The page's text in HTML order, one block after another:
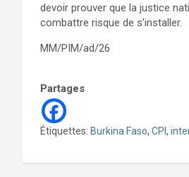
devoir prouver que la justice
combattre risque de s’installer.
MM/PIM/ad/26
Partages
Étiquettes: Burkina Faso, CPI ,